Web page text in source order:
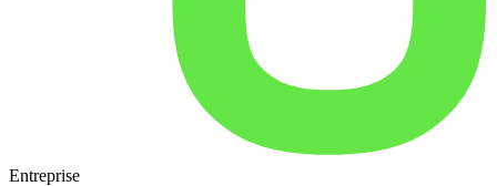
Entreprise